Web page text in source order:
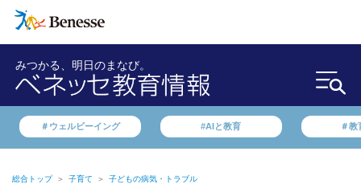
みつかる、明日のまなび。
＃ウェルビーイング #AIと教育 ＃教
総合トップ ＞ 子育て ＞ 子どもの病気・トラブル